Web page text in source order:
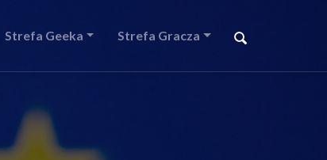
Strefa Geeka Strefa Gracza